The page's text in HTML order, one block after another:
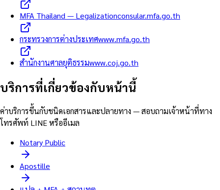
MFA Thailand — Legalizationconsular.mfa.go.th
กระทรวงการต่างประเทศwww.mfa.go.th
สำนักงานศาลยุติธรรมwww.coj.go.th
บริการที่เกี่ยวข้องกับหน้านี้
ค่าบริการขึ้นกับชนิดเอกสารและปลายทาง — สอบถามเจ้าหน้าที่ทาง
โทรศัพท์ LINE หรืออีเมล
Notary Public
Apostille